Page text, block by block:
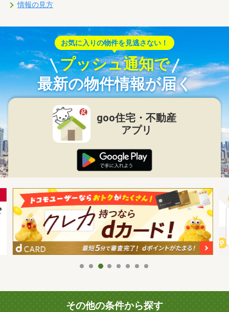
情報の見方
お気に入りの物件を見逃さない！
プッシュ通知で
最新の物件情報が届く
goo住宅・不動産
アプリ
その他の条件から探す